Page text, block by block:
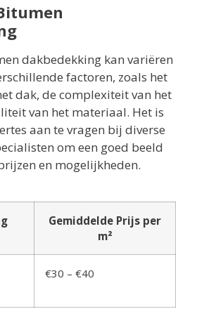
dakbedekking kan variëren
factoren, zoals het
dak, de complexiteit van het
van het materiaal. Het is
aan te vragen bij diverse
om een goed beeld
en mogelijkheden.
Gemiddelde Prijs per
m²
€30 – €40